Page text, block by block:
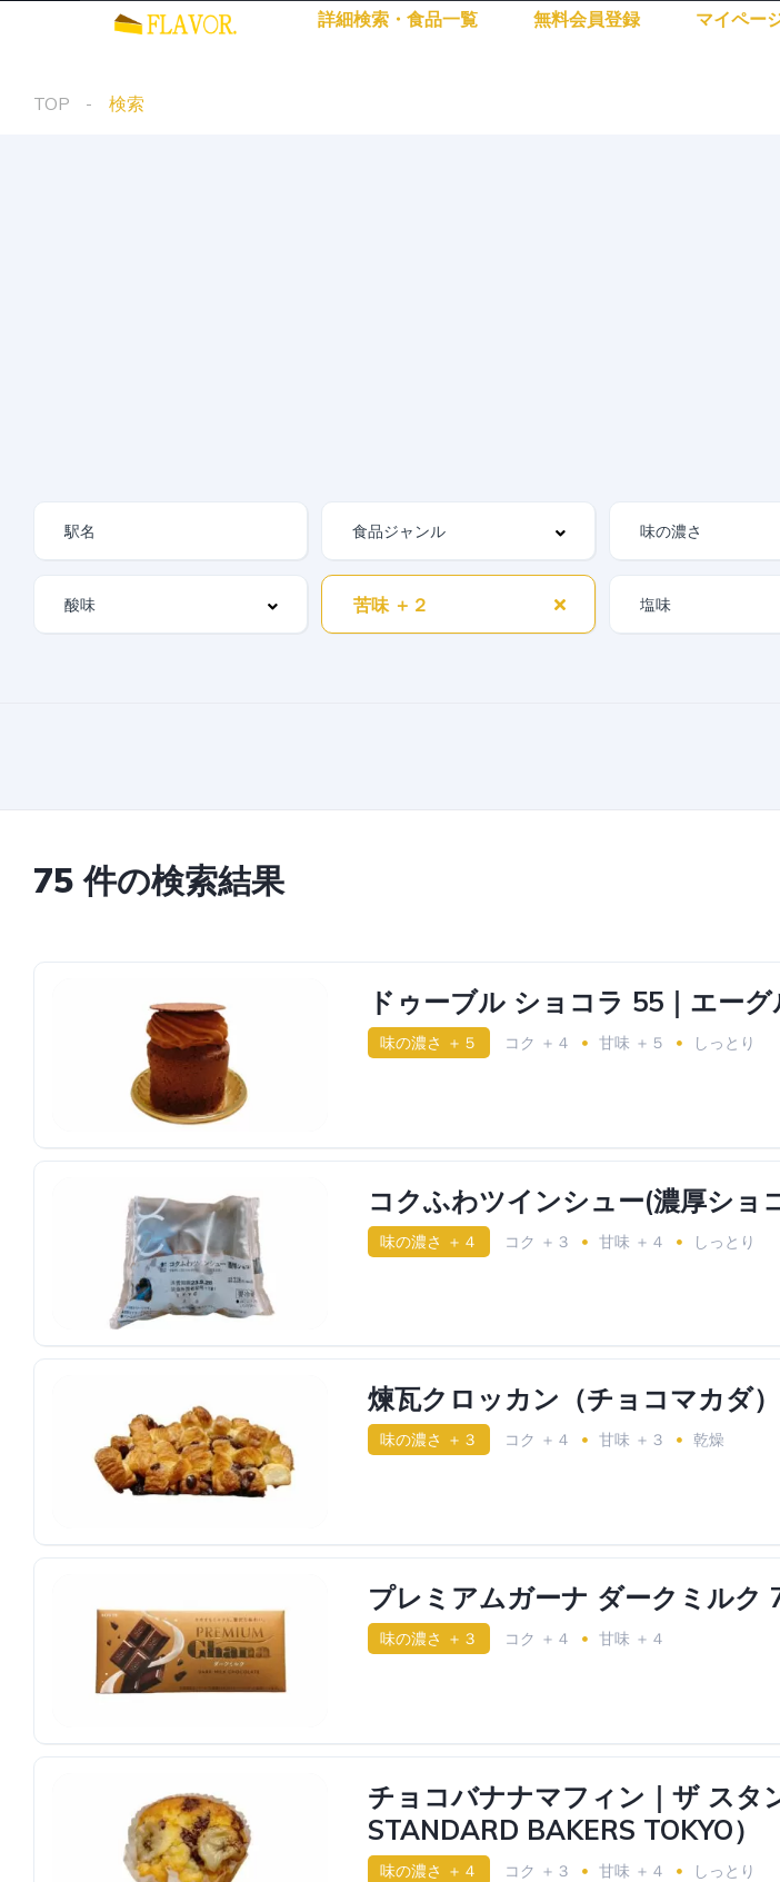
詳細検索・食品一覧 無料会員登録 マイペー
TOP 検索
苦味 ＋２
75 件の検索結果
ドゥーブル ショコラ 55｜エーグ
味の濃さ ＋５ コク ＋４ 甘味 ＋５ しっとり
コクふわツインシュー(濃厚ショ
味の濃さ ＋４ コク ＋３ 甘味 ＋４ しっとり
煉瓦クロッカン（チョコマカダ
味の濃さ ＋３ コク ＋４ 甘味 ＋３ 乾燥
プレミアムガーナ ダークミルク
味の濃さ ＋３ コク ＋４ 甘味 ＋４
チョコバナナマフィン｜ザ スタ
STANDARD BAKERS TOKYO）
味の濃さ ＋４ コク ＋３ 甘味 ＋４ しっとり